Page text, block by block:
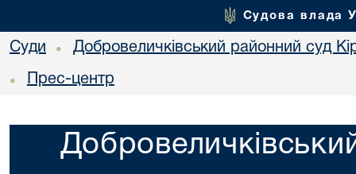
Судова влада
Суди • Добровеличківський районний суд
• Прес-центр